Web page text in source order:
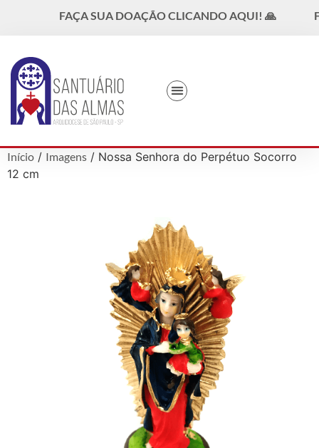
FAÇA SUA DOAÇÃO CLICANDO AQUI! 🙏
Início / Imagens / Nossa Senhora do Perpétuo Socorro
12 cm